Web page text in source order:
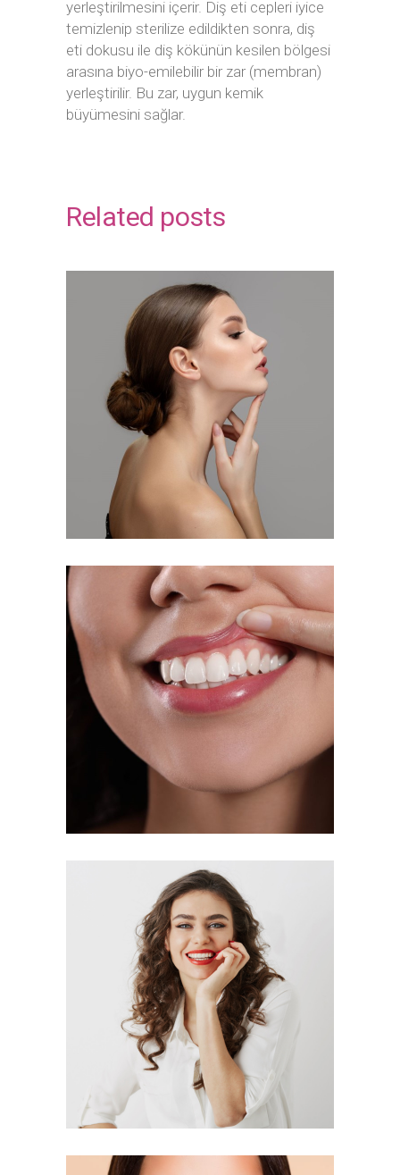
yerleştirilmesini içerir. Diş eti cepleri iyice
temizlenip sterilize edildikten sonra, diş
eti dokusu ile diş kökünün kesilen bölgesi
arasına biyo-emilebilir bir zar (membran)
yerleştirilir. Bu zar, uygun kemik
büyümesini sağlar.
Related posts